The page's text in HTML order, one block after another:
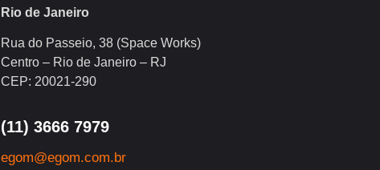
Rio de Janeiro
Rua do Passeio, 38 (Space Works)
Centro – Rio de Janeiro – RJ
CEP: 20021-290
(11) 3666 7979
egom@egom.com.br